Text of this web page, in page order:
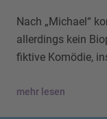
Nach „Michael“
allerdings kein
fiktive Komödie,
mehr lesen